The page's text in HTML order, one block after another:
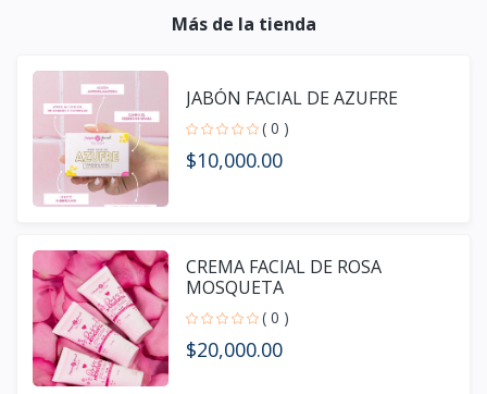
Más de la tienda
JABÓN FACIAL DE AZUFRE
( 0 )
$10,000.00
CREMA FACIAL DE ROSA
MOSQUETA
( 0 )
$20,000.00